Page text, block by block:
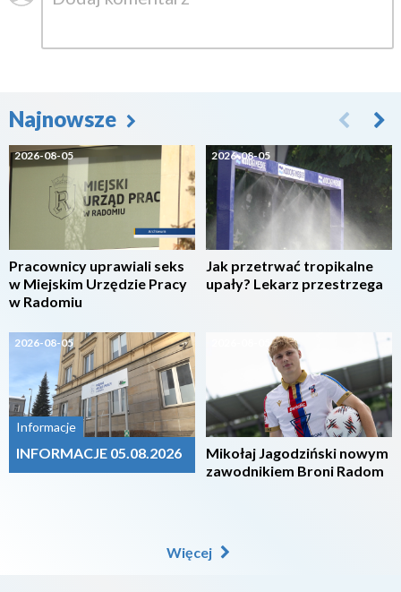
Najnowsze
2026-08-05
Pracownicy uprawiali seks
w Miejskim Urzędzie Pracy
w Radomiu
2026-08-05
Informacje
INFORMACJE 05.08.2026
2026-08-05
Jak przetrwać tropikalne
upały? Lekarz przestrzega
2026-08-05
Mikołaj Jagodziński nowym
zawodnikiem Broni Radom
Więcej